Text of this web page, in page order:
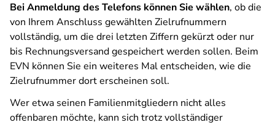
Bei Anmeldung des Telefons können Sie wählen, ob die
von Ihrem Anschluss gewählten Zielrufnummern
vollständig, um die drei letzten Ziffern gekürzt oder nur
bis Rechnungsversand gespeichert werden sollen. Beim
EVN können Sie ein weiteres Mal entscheiden, wie die
Zielrufnummer dort erscheinen soll.
Wer etwa seinen Familienmitgliedern nicht alles
offenbaren möchte, kann sich trotz vollständiger